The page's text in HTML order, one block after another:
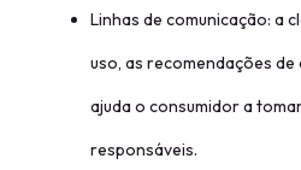
Linhas de comunicação: a
uso, as recomendações
ajuda o consumidor a
responsáveis.